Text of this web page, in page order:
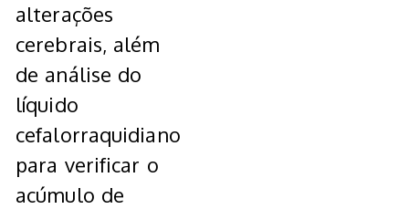
alterações
cerebrais, além
de análise do
líquido
cefalorraquidiano
para verificar o
acúmulo de